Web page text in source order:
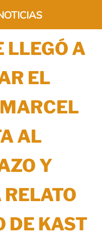
LLEGÓ A
EL
AL
Y
DE KAST